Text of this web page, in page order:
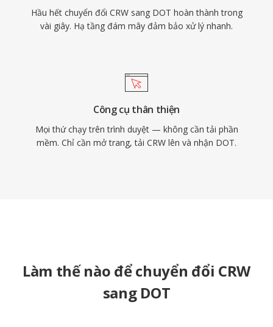
Hầu hết chuyển đổi CRW sang DOT hoàn thành trong
vài giây. Hạ tầng đám mây đảm bảo xử lý nhanh.
Công cụ thân thiện
Mọi thứ chạy trên trình duyệt — không cần tải phần
mềm. Chỉ cần mở trang, tải CRW lên và nhận DOT.
Làm thế nào để chuyển đổi CRW
sang DOT